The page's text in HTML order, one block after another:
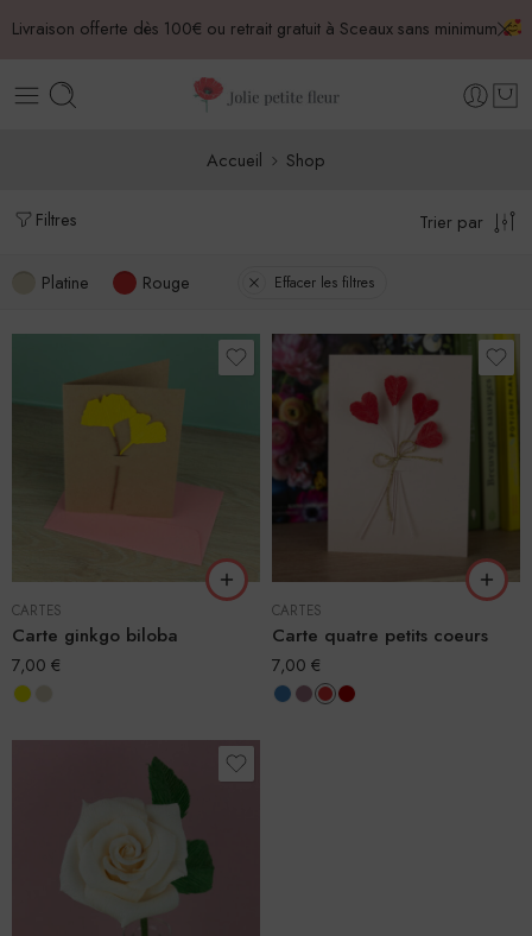
Livraison offerte dès 100€ ou retrait gratuit à Sceaux sans minimum
Accueil Shop
Filtres Trier par
Platine Rouge Effacer les filtres
CARTES
Carte ginkgo biloba
7,00 €
CARTES
Carte quatre petits coeurs
7,00 €